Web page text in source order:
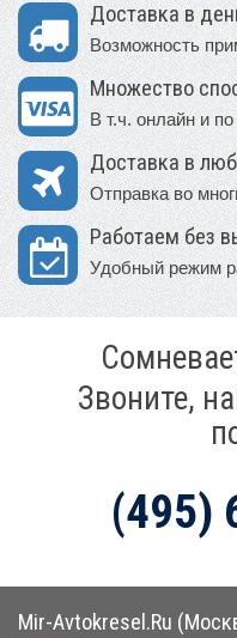
Доставка в
Возможность
Множество
В т.ч. онлайн и
Доставка в
Отправка во
Работаем без
Удобный режим
Звоните,
(495)
Mir-Avtokresel.Ru